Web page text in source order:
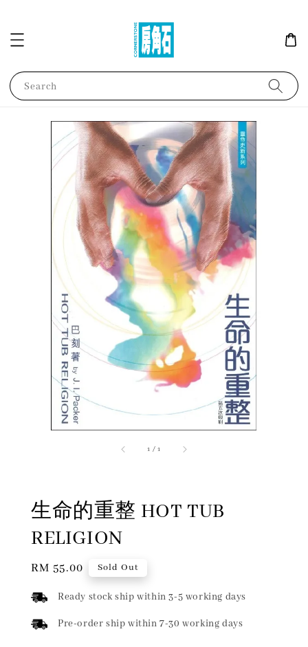
Search
1 /1
生命的重整 HOT TUB
RELIGION
Regular
RM 55.00 Sold Out
Ready stock ship within 3-5 working days
Pre-order ship within 7-30 working days